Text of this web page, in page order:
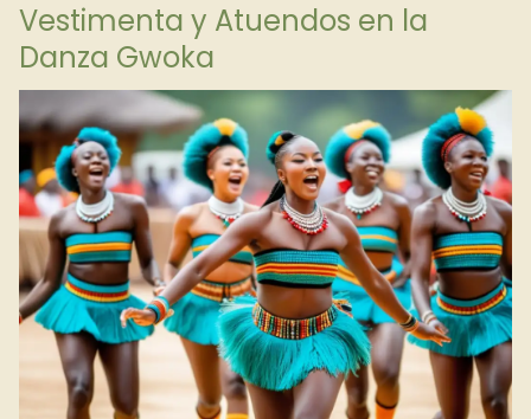
Vestimenta y Atuendos en la
Danza Gwoka